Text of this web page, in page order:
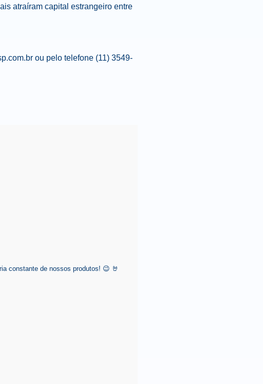
atraíram capital estrangeiro entre
ou pelo telefone (11) 3549-
constante de nossos produtos! 😉 🤘